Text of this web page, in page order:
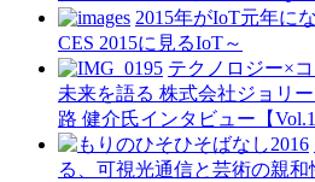
2015年がIoT元年に
CES 2015に見るIoT～
テクノロジー×
未来を語る 株式会社ジョ
路 健介氏インタビュー【
る、可視光通信と芸術の親和